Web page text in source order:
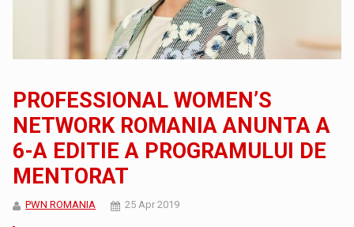
PROFESSIONAL WOMEN’S
NETWORK ROMANIA ANUNTA A
6-A EDITIE A PROGRAMULUI DE
MENTORAT
PWN ROMANIA 25 Apr 2019